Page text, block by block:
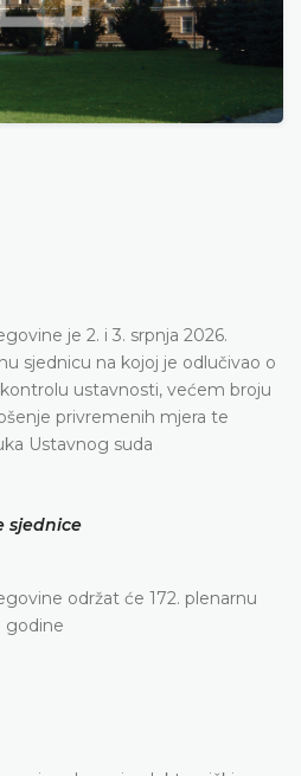
je 2. i 3. srpnja 2026.
sjednicu na kojoj je odlučivao o
ustavnosti, većem broju
privremenih mjera te
Ustavnog suda
sjednice
održat će 172. plenarnu
godine